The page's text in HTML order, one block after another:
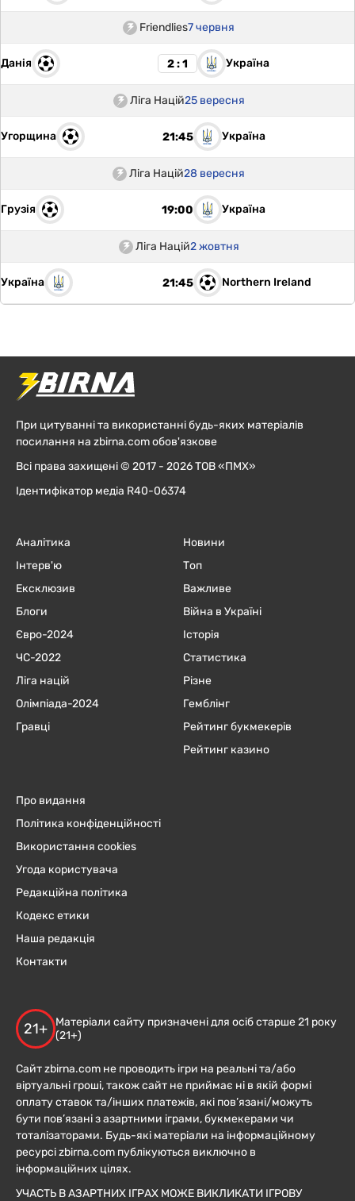
Friendlies7 червня
Данія 2 : 1 Україна
Ліга Націй25 вересня
Угорщина 21:45 Україна
Ліга Націй28 вересня
Грузія 19:00 Україна
Ліга Націй2 жовтня
Україна 21:45 Northern Ireland
При цитуванні та використанні будь-яких матеріалів
посилання на zbirna.com обов'язкове
Всі права захищені © 2017 - 2026 ТОВ «ПМХ»
Ідентифікатор медіа R40-06374
Аналітика
Інтерв'ю
Ексклюзив
Блоги
Євро-2024
ЧC-2022
Ліга націй
Олімпіада-2024
Гравці
Новини
Топ
Важливе
Війна в Україні
Історія
Статистика
Різне
Гемблінг
Рейтинг букмекерів
Рейтинг казино
Про видання
Політика конфіденційності
Використання cookies
Угода користувача
Редакційна політика
Кодекс етики
Наша редакція
Контакти
21+
Матеріали сайту призначені для осіб старше 21 року
(21+)
Сайт zbirna.com не проводить ігри на реальні та/або
віртуальні гроші, також сайт не приймає ні в якій формі
оплату ставок та/інших платежів, які пов’язані/можуть
бути пов’язані з азартними іграми, букмекерами чи
тоталізаторами. Будь-які матеріали на інформаційному
ресурсі zbirna.com публікуються виключно в
інформаційних цілях.
УЧАСТЬ В АЗАРТНИХ ІГРАХ МОЖЕ ВИКЛИКАТИ ІГРОВУ